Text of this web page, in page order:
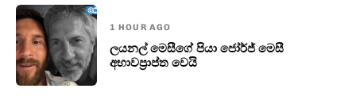
1 HOUR AGO
ලයනල් මෙසීගේ පියා ජෝර්ජ් මෙසී
අභාවප්‍රාප්ත වෙයි